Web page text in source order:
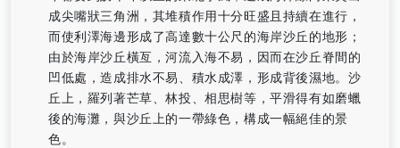
成尖嘴狀三角洲，其堆積作用十分旺盛且持續在進行，
而使利澤海邊形成了高達數十公尺的海岸沙丘的地形；
由於海岸沙丘橫亙，河流入海不易，因而在沙丘脊間的
凹低處，造成排水不易、積水成澤，形成背後濕地。沙
丘上，羅列著芒草、林投、相思樹等，平滑得有如磨蠟
後的海灘，與沙丘上的一帶綠色，構成一幅絕佳的景
色。